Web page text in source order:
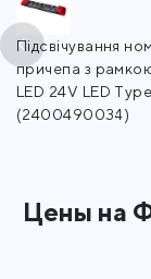
Підсвічування
причепа з
LED 24V LED
(2400490034)
Цены на